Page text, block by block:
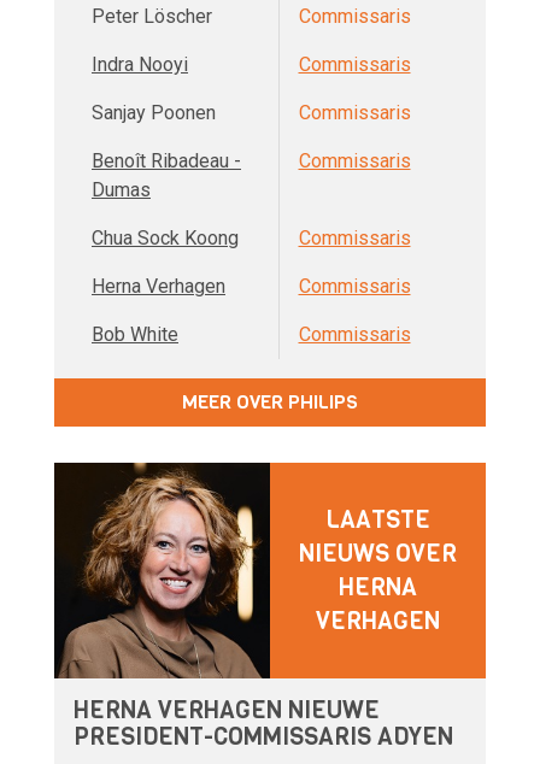
Peter Löscher Commissaris
Indra Nooyi Commissaris
Sanjay Poonen Commissaris
Benoît Ribadeau -
Dumas
Commissaris
Chua Sock Koong Commissaris
Herna Verhagen Commissaris
Bob White Commissaris
MEER OVER PHILIPS
LAATSTE
NIEUWS OVER
HERNA
VERHAGEN
HERNA VERHAGEN NIEUWE
PRESIDENT-COMMISSARIS ADYEN